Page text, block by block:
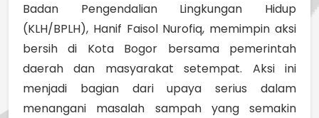
Badan Pengendalian Lingkungan Hidup
(KLH/BPLH), Hanif Faisol Nurofiq, memimpin aksi
bersih di Kota Bogor bersama pemerintah
daerah dan masyarakat setempat. Aksi ini
menjadi bagian dari upaya serius dalam
menangani masalah sampah yang semakin